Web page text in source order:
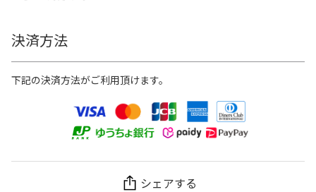
決済方法
下記の決済方法がご利用頂けます。
シェアする